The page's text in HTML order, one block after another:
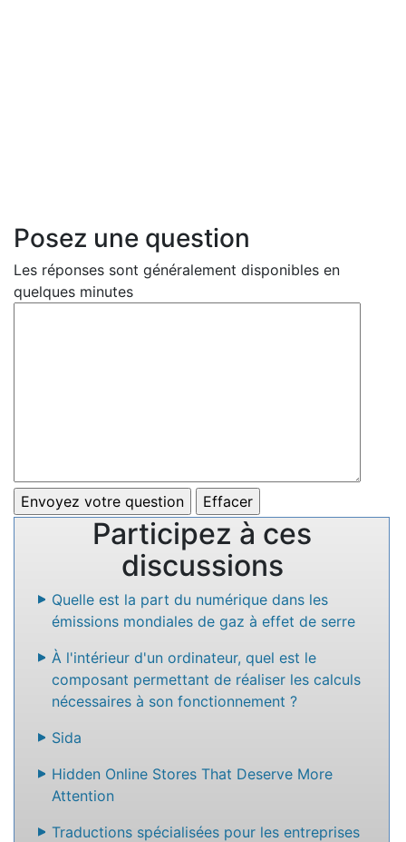
Posez une question
Les réponses sont généralement disponibles en
quelques minutes
Participez à ces
discussions
Quelle est la part du numérique dans les
émissions mondiales de gaz à effet de serre
À l'intérieur d'un ordinateur, quel est le
composant permettant de réaliser les calculs
nécessaires à son fonctionnement ?
Sida
Hidden Online Stores That Deserve More
Attention
Traductions spécialisées pour les entreprises